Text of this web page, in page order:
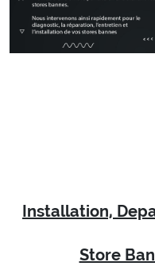
Installation,
Store